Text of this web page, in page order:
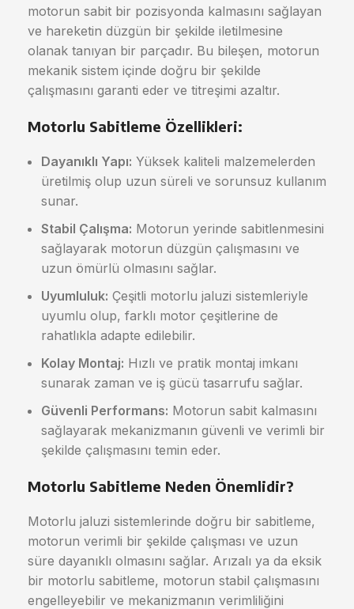
motorun sabit bir pozisyonda kalmasını sağlayan
ve hareketin düzgün bir şekilde iletilmesine
olanak tanıyan bir parçadır. Bu bileşen, motorun
mekanik sistem içinde doğru bir şekilde
çalışmasını garanti eder ve titreşimi azaltır.
Motorlu Sabitleme Özellikleri:
Dayanıklı Yapı: Yüksek kaliteli malzemelerden
üretilmiş olup uzun süreli ve sorunsuz kullanım
sunar.
Stabil Çalışma: Motorun yerinde sabitlenmesini
sağlayarak motorun düzgün çalışmasını ve
uzun ömürlü olmasını sağlar.
Uyumluluk: Çeşitli motorlu jaluzi sistemleriyle
uyumlu olup, farklı motor çeşitlerine de
rahatlıkla adapte edilebilir.
Kolay Montaj: Hızlı ve pratik montaj imkanı
sunarak zaman ve iş gücü tasarrufu sağlar.
Güvenli Performans: Motorun sabit kalmasını
sağlayarak mekanizmanın güvenli ve verimli bir
şekilde çalışmasını temin eder.
Motorlu Sabitleme Neden Önemlidir?
Motorlu jaluzi sistemlerinde doğru bir sabitleme,
motorun verimli bir şekilde çalışması ve uzun
süre dayanıklı olmasını sağlar. Arızalı ya da eksik
bir motorlu sabitleme, motorun stabil çalışmasını
engelleyebilir ve mekanizmanın verimliliğini